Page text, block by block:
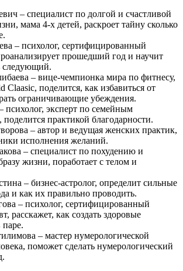
– специалист по долгой и счастливой
мама 4-х детей, раскроет тайну сколько
– психолог, сертифицированный
прошедший год и научит
следующий.
– вице-чемпионка мира по фитнесу,
Claasic, поделится, как избавиться от
ограничивающие убеждения.
психолог, эксперт по семейным
практикой благодарности.
– автор и ведущая женских практик,
исполнения желаний.
– специалист по похудению и
жизни, поработает с телом и
– бизнес-астролог, определит сильные
и как их правильно проводить.
– психолог, сертифицированный
расскажет, как создать здоровые
– мастер нумерологической
поможет сделать нумерологический